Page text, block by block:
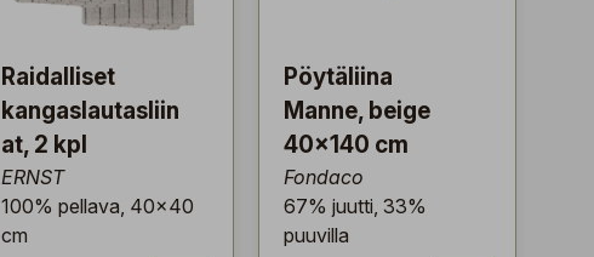
Raidalliset
kangaslautasliin
at, 2 kpl
ERNST
100% pellava, 40x40
cm
Pöytäliina
Manne, beige
40x140 cm
Fondaco
67% juutti, 33%
puuvilla